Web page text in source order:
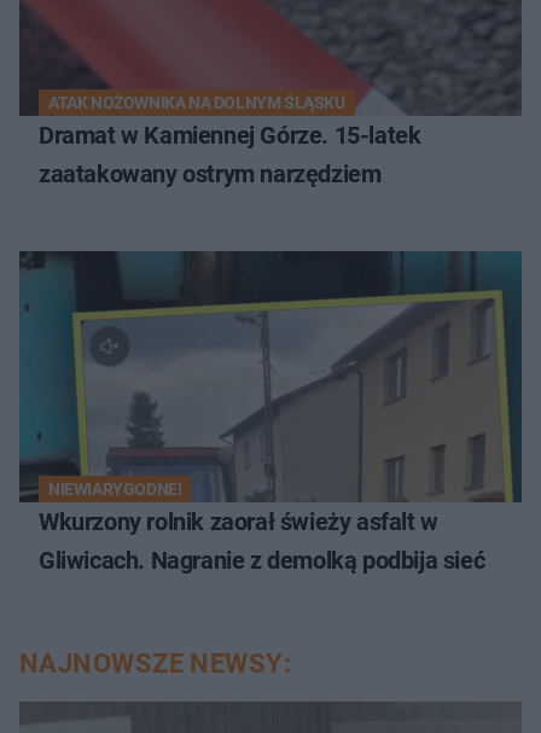
ATAK NOŻOWNIKA NA DOLNYM ŚLĄSKU
Dramat w Kamiennej Górze. 15-latek
zaatakowany ostrym narzędziem
NIEWIARYGODNE!
Wkurzony rolnik zaorał świeży asfalt w
Gliwicach. Nagranie z demolką podbija sieć
NAJNOWSZE NEWSY: